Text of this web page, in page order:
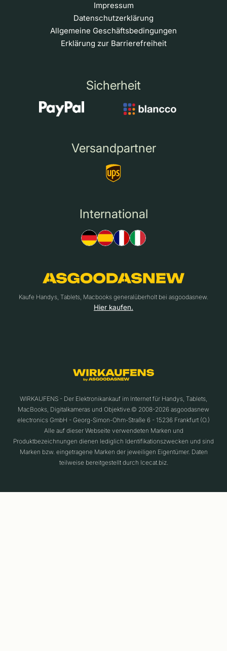
Impressum
Datenschutzerklärung
Allgemeine Geschäftsbedingungen
Erklärung zur Barrierefreiheit
Sicherheit
Versandpartner
International
Kaufe Handys, Tablets, Macbooks generalüberholt bei asgoodasnew.
Hier kaufen.
WIRKAUFENS - Der Elektronikankauf im Internet für Handys, Tablets,
MacBooks, Digitalkameras und Objektive.© 2008-2026 asgoodasnew
electronics GmbH - Georg-Simon-Ohm-Straße 6 - 15236 Frankfurt (O.)
Alle auf dieser Webseite verwendeten Marken und
Produktbezeichnungen dienen lediglich Identifikationszwecken und sind
Marken bzw. eingetragene Marken der jeweiligen Eigentümer. Daten
teilweise bereitgestellt durch Icecat.biz.